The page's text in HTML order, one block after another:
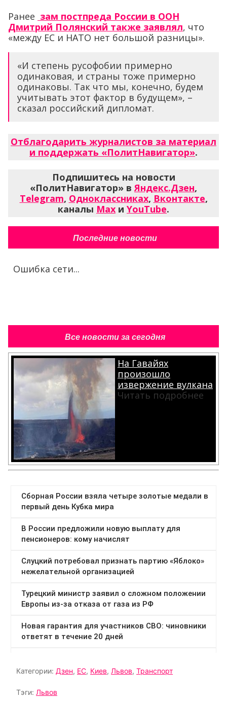
Ранее зам постпреда России в ООН
Дмитрий Полянский также заявлял, что
«между ЕС и НАТО нет большой разницы».
«И степень русофобии примерно
одинаковая, и страны тоже примерно
одинаковы. Так что мы, конечно, будем
учитывать этот фактор в будущем», –
сказал российский дипломат.
Отблагодарить журналистов за материал
и поддержать «ПолитНавигатор».
Подпишитесь на новости
«ПолитНавигатор» в Яндекс.Дзен,
Telegram, Одноклассниках, Вконтакте,
каналы Max и YouTube.
Последние новости
Ошибка сети...
Все новости за сегодня
На Гавайях
произошло
извержение вулкана
Читать подробнее
Категории: Дзен, ЕС, Киев, Львов, Транспорт
Тэги: Львов